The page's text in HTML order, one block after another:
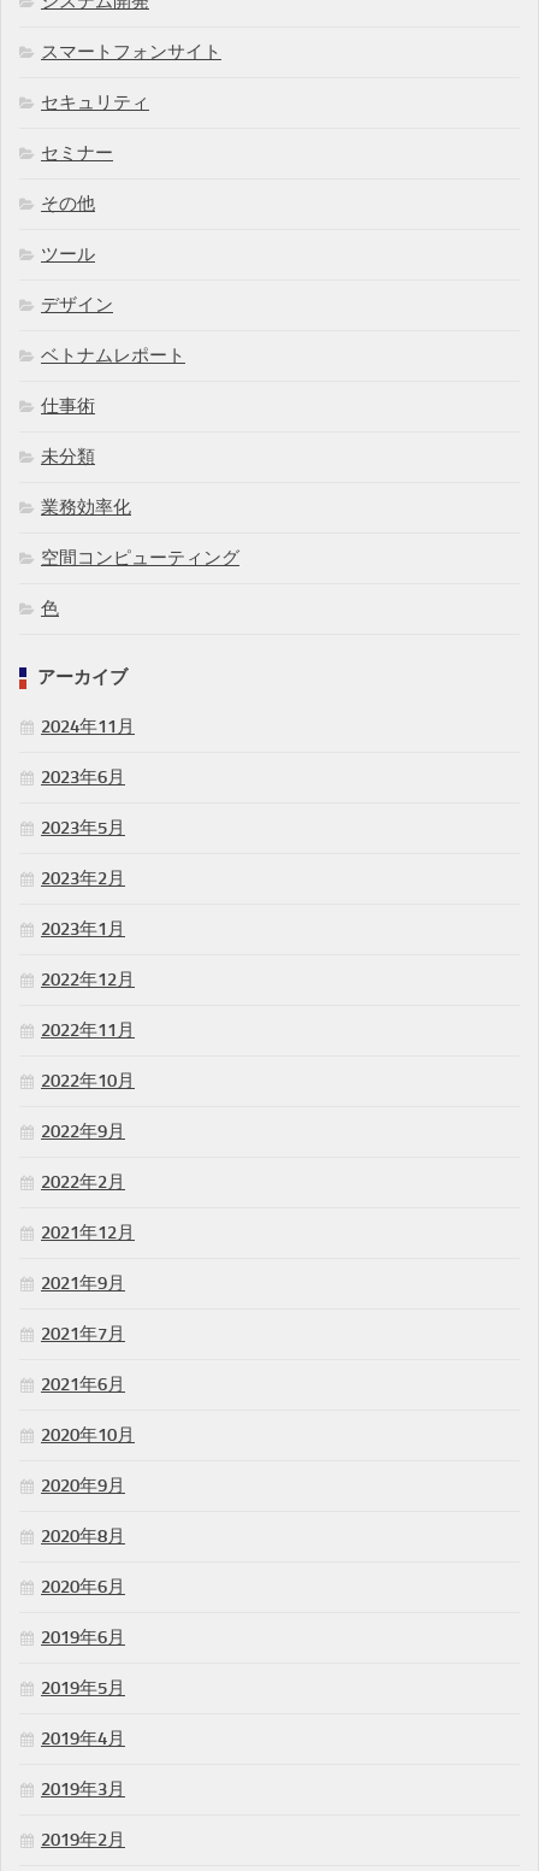
スマートフォンサイト
セキュリティ
セミナー
その他
ツール
デザイン
ベトナムレポート
仕事術
未分類
業務効率化
空間コンピューティング
色
アーカイブ
2024年11月
2023年6月
2023年5月
2023年2月
2023年1月
2022年12月
2022年11月
2022年10月
2022年9月
2022年2月
2021年12月
2021年9月
2021年7月
2021年6月
2020年10月
2020年9月
2020年8月
2020年6月
2019年6月
2019年5月
2019年4月
2019年3月
2019年2月